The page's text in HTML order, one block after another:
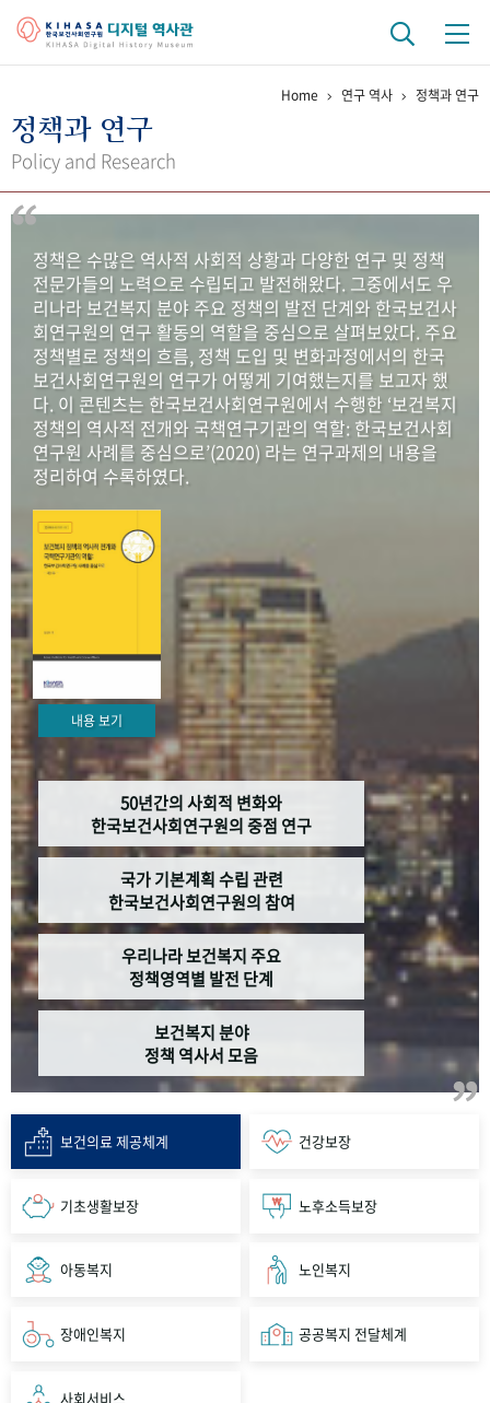
걸어온 길 기관 변천사
연구 역사
정책과 연구 키워드로 보는 연구 역사
연구자들
간행물 변천사
기록물 아카이브
사진 아카이브 문서 기록물 행정박물 영상 기록물
50+1주년 기념
성과 50선 숫자로 보는 50년
세계와 함께 한 KIHASA
VR 역사관
Home 연구 역사 정책과 연구
정책과 연구
Policy and Research
정책은 수많은 역사적 사회적 상황과 다양한 연구 및 정책
전문가들의 노력으로 수립되고 발전해왔다. 그중에서도 우
리나라 보건복지 분야 주요 정책의 발전 단계와 한국보건사
회연구원의 연구 활동의 역할을 중심으로 살펴보았다. 주요
정책별로 정책의 흐름, 정책 도입 및 변화과정에서의 한국
보건사회연구원의 연구가 어떻게 기여했는지를 보고자 했
다. 이 콘텐츠는 한국보건사회연구원에서 수행한 ‘보건복지
정책의 역사적 전개와 국책연구기관의 역할: 한국보건사회
연구원 사례를 중심으로’(2020) 라는 연구과제의 내용을
정리하여 수록하였다.
내용 보기
50년간의 사회적 변화와
한국보건사회연구원의 중점 연구
국가 기본계획 수립 관련
한국보건사회연구원의 참여
우리나라 보건복지 주요
정책영역별 발전 단계
보건복지 분야
정책 역사서 모음
보건의료 제공체계 건강보장
기초생활보장 노후소득보장
아동복지 노인복지
장애인복지 공공복지 전달체계
사회서비스